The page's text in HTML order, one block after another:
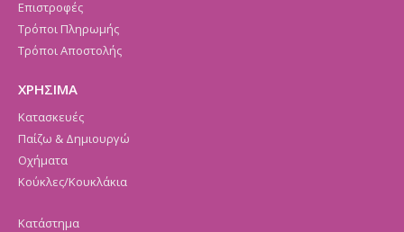
Επιστροφές
Τρόποι Πληρωμής
Τρόποι Αποστολής
ΧΡΗΣΙΜΑ
Κατασκευές
Παίζω & Δημιουργώ
Οχήματα
Κούκλες/Κουκλάκια
Κατάστημα